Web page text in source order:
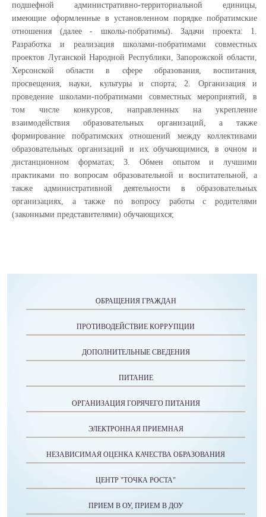
подшефной административно-территориальной единицы,
имеющие оформленные в установленном порядке побратимские
отношения (далее - школы-побратимы). Задачи проекта: 1.
Разработка и реализация школами-побратимами совместных
проектов Луганской Народной Республики, Запорожской области,
Херсонской области в сфере образования, воспитания,
просвещения, науки, культуры и спорта; 2. Организация и
проведение школами-побратимами совместных мероприятий, в
том числе конкурсов, направленных на укрепление
взаимодействия образовательных организаций, а также
формирование побратимских отношений между коллективами
образовательных организаций и их обучающимися, в очном и
дистанционном форматах; 3. Обмен опытом и лучшими
практиками по вопросам образовательной и воспитательной, а
также административной деятельности в образовательных
организациях, а также по вопросу работы с родителями
(законными представителями) обучающихся;
ОБРАЩЕНИЯ ГРАЖДАН
ПРОТИВОДЕЙСТВИЕ КОРРУПЦИИ
ДОПОЛНИТЕЛЬНЫЕ СВЕДЕНИЯ
ПИТАНИЕ
ОРГАНИЗАЦИЯ ГОРЯЧЕГО ПИТАНИЯ
ЭЛЕКТРОННАЯ ПРИЕМНАЯ
НЕЗАВИСИМАЯ ОЦЕНКА КАЧЕСТВА ОБРАЗОВАНИЯ
ЦЕНТР "ТОЧКА РОСТА"
ПРИЕМ В ОУ, ПРИЕМ В ДОУ